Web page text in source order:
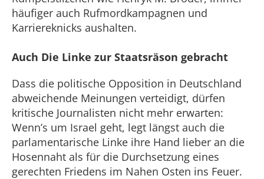
häufiger auch Rufmordkampagnen und
Karriereknicks aushalten.
Auch Die Linke zur Staatsräson gebracht
Dass die politische Opposition in Deutschland
abweichende Meinungen verteidigt, dürfen
kritische Journalisten nicht mehr erwarten:
Wenn’s um Israel geht, legt längst auch die
parlamentarische Linke ihre Hand lieber an die
Hosennaht als für die Durchsetzung eines
gerechten Friedens im Nahen Osten ins Feuer.